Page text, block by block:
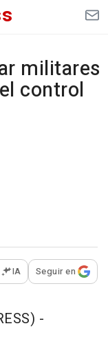
militares
control
opciones para
IA Seguir en
-